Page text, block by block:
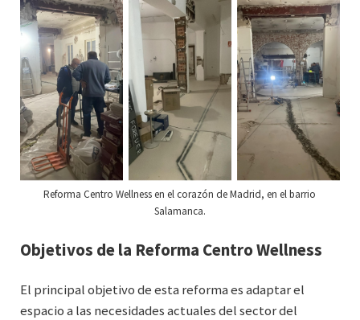
Reforma Centro Wellness en el corazón de Madrid, en el barrio
Salamanca.
Objetivos de la Reforma Centro Wellness
El principal objetivo de esta reforma es adaptar el
espacio a las necesidades actuales del sector del